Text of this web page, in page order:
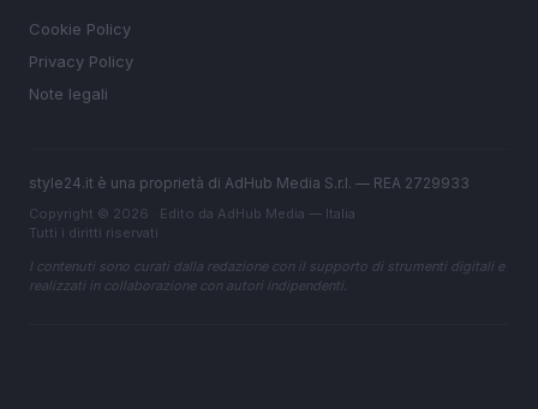
Cookie Policy
Privacy Policy
Note legali
style24.it è una proprietà di AdHub Media S.r.l. — REA 2729933
Copyright © 2026 · Edito da AdHub Media — Italia
Tutti i diritti riservati
I contenuti sono curati dalla redazione con il supporto di strumenti digitali e
realizzati in collaborazione con autori indipendenti.